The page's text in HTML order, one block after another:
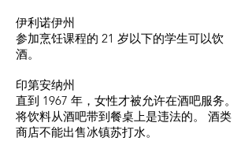
伊利诺伊州
参加烹饪课程的 21 岁以下的学生可以饮
酒。
印第安纳州
直到 1967 年，女性才被允许在酒吧服务。
将饮料从酒吧带到餐桌上是违法的。 酒类
商店不能出售冰镇苏打水。